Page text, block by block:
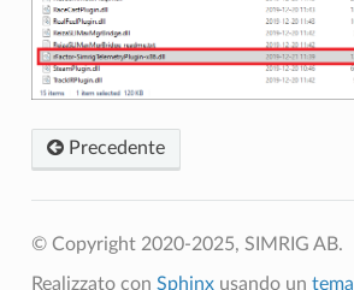
Precedente
© Copyright 2020-2025, SIMRIG AB.
Realizzato con Sphinxusando un tema